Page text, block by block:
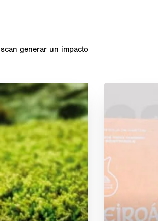
generar un impacto